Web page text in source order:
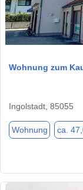
Wohnung zum
Ingolstadt, 85055
Wohnung ca.